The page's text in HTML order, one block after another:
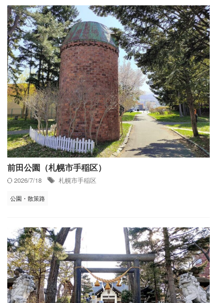
前田公園（札幌市手稲区）
2026/7/18
札幌市手稲区
公園・散策路